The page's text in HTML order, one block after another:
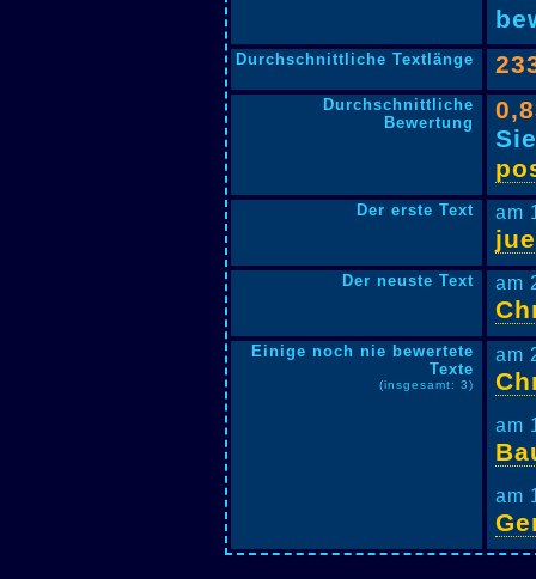
Durchschnittliche Textlänge
Durchschnittliche
Bewertung
Der erste Text am
Der neuste Text am
Einige noch nie bewertete
Texte
(insgesamt: 3)
am
am
am